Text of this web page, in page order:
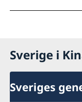
Sverige i
Sveriges